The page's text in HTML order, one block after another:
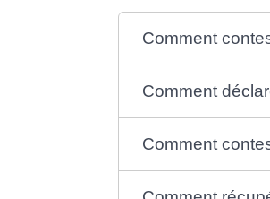
Comment
Comment
Comment